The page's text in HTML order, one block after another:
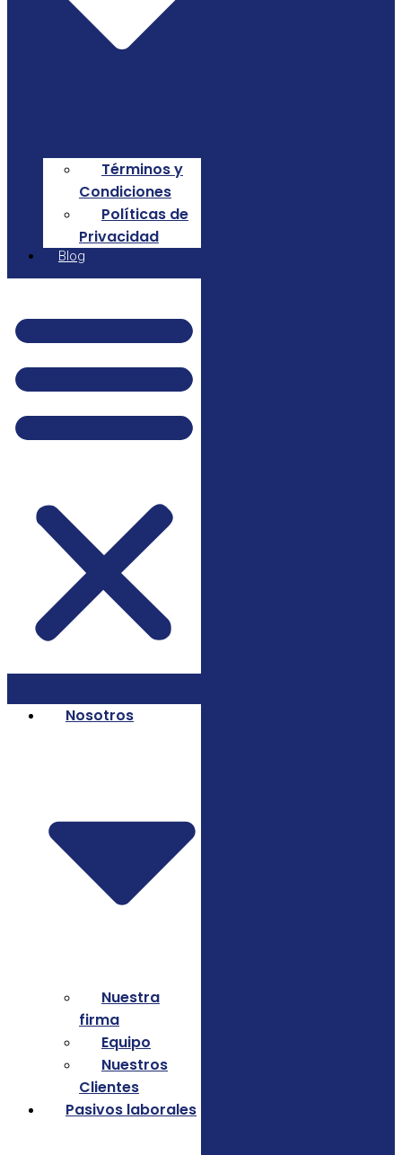
Términos y
Condiciones
Políticas de
Privacidad
Blog
Nosotros
Nuestra
firma
Equipo
Nuestros
Clientes
Pasivos laborales